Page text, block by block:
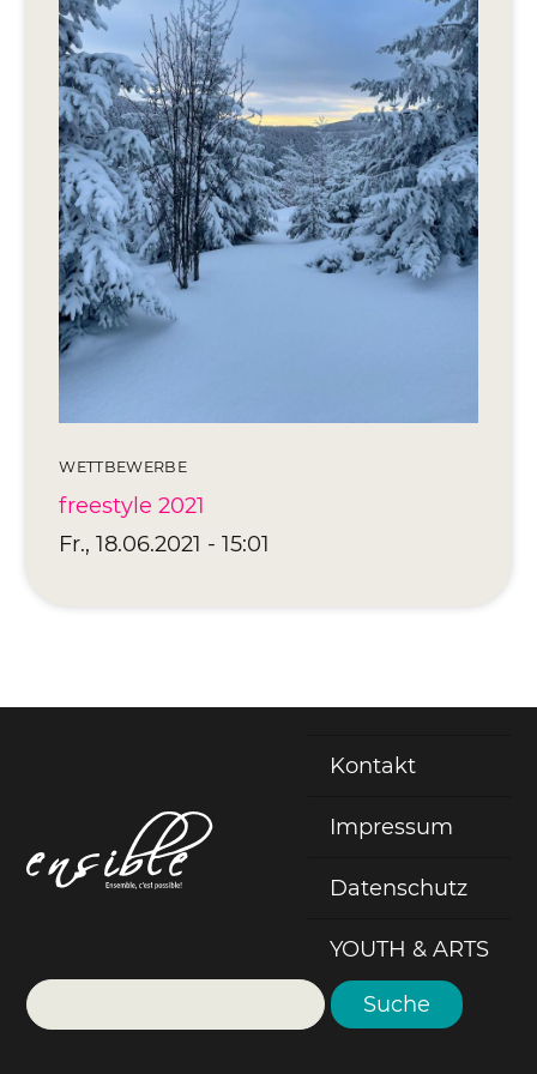
Editionen 2017–2021
FreeStyle 2021
FreeStyle 2020
FreeStyle 2019
FreeStyle 2018
FreeStyle 2017
Ateliers
WETTBEWERBE
freestyle 2021
Fr., 18.06.2021 - 15:01
Fußzeile
Kontakt
Impressum
Datenschutz
YOUTH & ARTS
Suche